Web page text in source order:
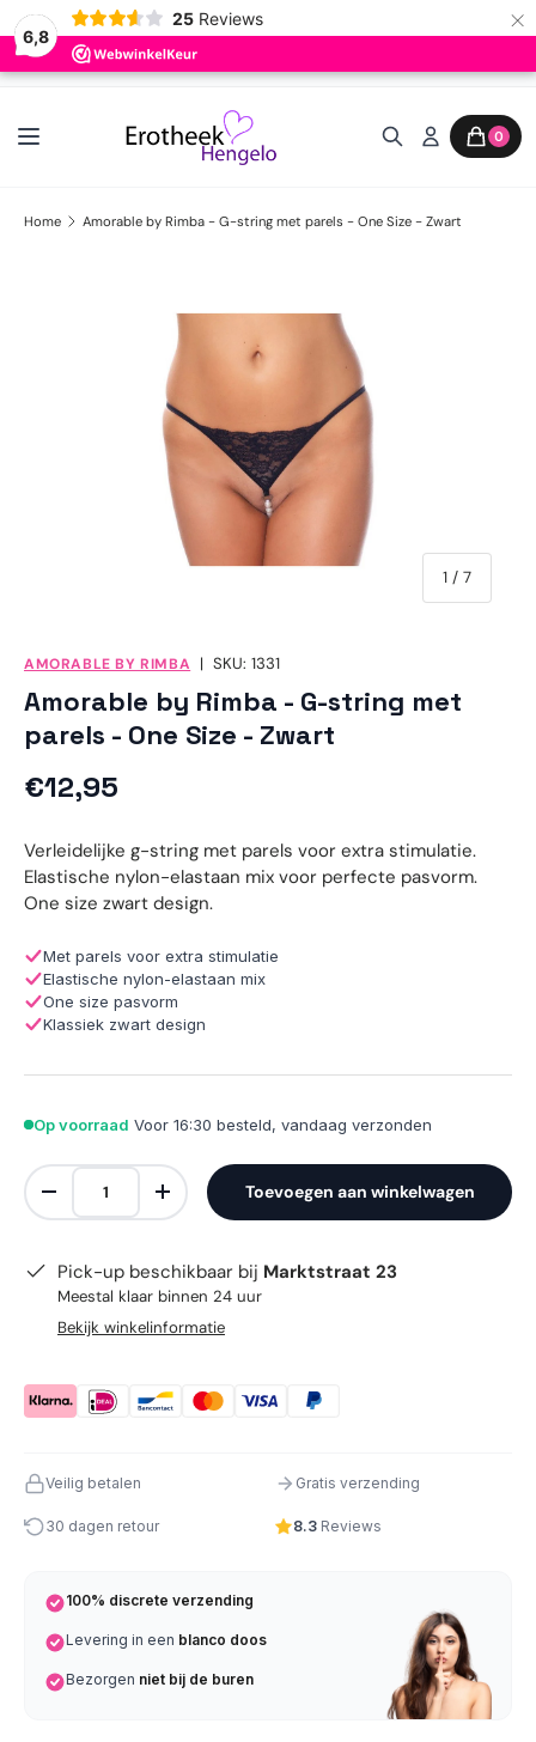
6,8
25 Reviews ×
Ga naar inhoud
0
Home Amorable by Rimba - G-string met parels - One Size - Zwart
1 / van
7
AMORABLE BY RIMBA |SKU: 1331
Amorable by Rimba - G-string met
parels - One Size - Zwart
Reguliere prijs
€12,95
Verleidelijke g-string met parels voor extra stimulatie.
Elastische nylon-elastaan mix voor perfecte pasvorm.
One size zwart design.
Met parels voor extra stimulatie
Elastische nylon-elastaan mix
One size pasvorm
Klassiek zwart design
Op voorraad Voor 16:30 besteld, vandaag verzonden
Aantal
Verlaag de hoeveelheidVerhoog de hoeveelheid
Toevoegen aan winkelwagen
Pick-up beschikbaar bij Marktstraat 23
Meestal klaar binnen 24 uur
Bekijk winkelinformatie
Veilig betalen Gratis verzending
30 dagen retour 8.3 Reviews
100% discrete verzending
Levering in een blanco doos
Bezorgen niet bij de buren